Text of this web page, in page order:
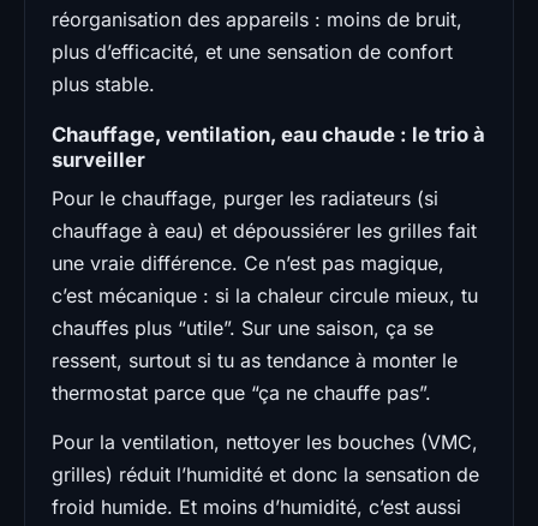
réorganisation des appareils : moins de bruit,
plus d’efficacité, et une sensation de confort
plus stable.
Chauffage, ventilation, eau chaude : le trio à
surveiller
Pour le chauffage, purger les radiateurs (si
chauffage à eau) et dépoussiérer les grilles fait
une vraie différence. Ce n’est pas magique,
c’est mécanique : si la chaleur circule mieux, tu
chauffes plus “utile”. Sur une saison, ça se
ressent, surtout si tu as tendance à monter le
thermostat parce que “ça ne chauffe pas”.
Pour la ventilation, nettoyer les bouches (VMC,
grilles) réduit l’humidité et donc la sensation de
froid humide. Et moins d’humidité, c’est aussi